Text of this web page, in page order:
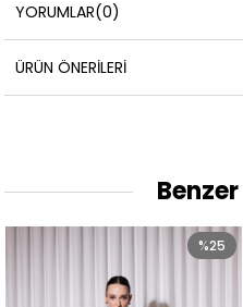
YORUMLAR(0)
ÜRÜN ÖNERILERI
%25